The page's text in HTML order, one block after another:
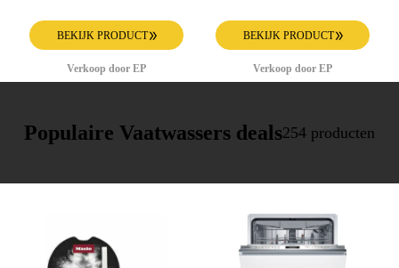
BEKIJK PRODUCT
Verkoop door EP
BEKIJK PRODUCT
Verkoop door EP
Populaire Vaatwassers deals254 producten